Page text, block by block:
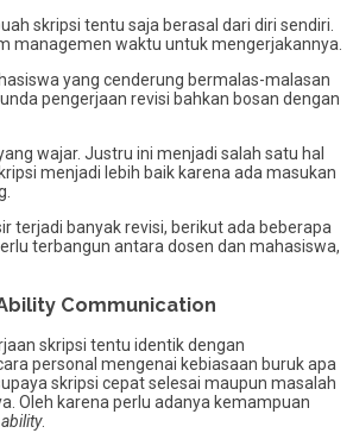
skripsi tentu saja berasal dari diri sendiri.
managemen waktu untuk mengerjakannya.
yang cenderung bermalas-malasan
pengerjaan revisi bahkan bosan dengan
wajar. Justru ini menjadi salah satu hal
menjadi lebih baik karena ada masukan
terjadi banyak revisi, berikut ada beberapa
terbangun antara dosen dan mahasiswa,
Communication
skripsi tentu identik dengan
personal mengenai kebiasaan buruk apa
skripsi cepat selesai maupun masalah
Oleh karena perlu adanya kemampuan
.